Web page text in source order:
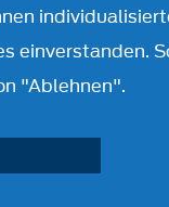
einverstanden.
"Ablehnen".